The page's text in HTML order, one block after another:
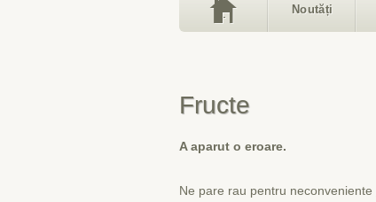
Noutăți
Fructe
A aparut o eroare.
Ne pare rau pentru neconveniente